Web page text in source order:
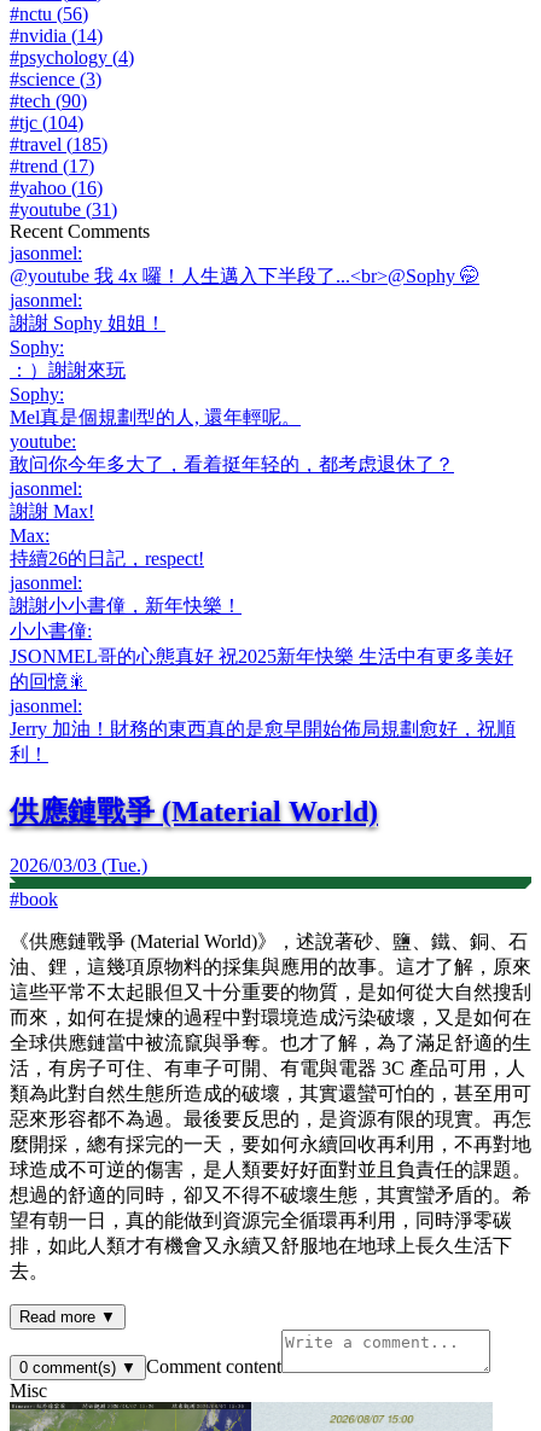
#nctu (56)
#nvidia (14)
#psychology (4)
#science (3)
#tech (90)
#tjc (104)
#travel (185)
#trend (17)
#yahoo (16)
#youtube (31)
Recent Comments
jasonmel:
@youtube 我 4x 囉！人生邁入下半段了...<br>@Sophy 🤭
jasonmel:
謝謝 Sophy 姐姐！
Sophy:
：）謝謝來玩
Sophy:
Mel真是個規劃型的人, 還年輕呢。
youtube:
敢问你今年多大了，看着挺年轻的，都考虑退休了？
jasonmel:
謝謝 Max!
Max:
持續26的日記，respect!
jasonmel:
謝謝小小書僮，新年快樂！
小小書僮:
JSONMEL哥的心態真好 祝2025新年快樂 生活中有更多美好
的回憶🎇
jasonmel:
Jerry 加油！財務的東西真的是愈早開始佈局規劃愈好，祝順
利！
供應鏈戰爭 (Material World)
2026/03/03 (Tue.)
#book
《供應鏈戰爭 (Material World)》，述說著砂、鹽、鐵、銅、石
油、鋰，這幾項原物料的採集與應用的故事。這才了解，原來
這些平常不太起眼但又十分重要的物質，是如何從大自然搜刮
而來，如何在提煉的過程中對環境造成污染破壞，又是如何在
全球供應鏈當中被流竄與爭奪。也才了解，為了滿足舒適的生
活，有房子可住、有車子可開、有電與電器 3C 產品可用，人
類為此對自然生態所造成的破壞，其實還蠻可怕的，甚至用可
惡來形容都不為過。最後要反思的，是資源有限的現實。再怎
麼開採，總有採完的一天，要如何永續回收再利用，不再對地
球造成不可逆的傷害，是人類要好好面對並且負責任的課題。
想過的舒適的同時，卻又不得不破壞生態，其實蠻矛盾的。希
望有朝一日，真的能做到資源完全循環再利用，同時淨零碳
排，如此人類才有機會又永續又舒服地在地球上長久生活下
去。
Read more ▼
0 comment(s) ▼
Comment content
Misc